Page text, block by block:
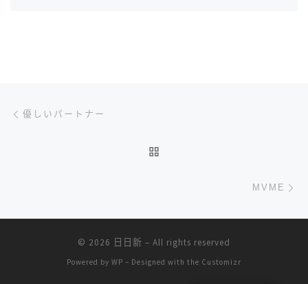
文章导航
優しいパートナー
MVME
© 2026 日日新 – All rights reserved
Powered by WP – Designed with the Customizr